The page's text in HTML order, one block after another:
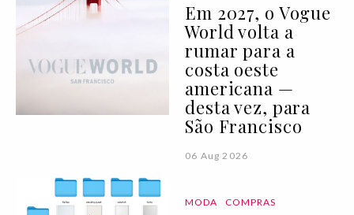
Em 2027, o Vogue
World volta a
rumar para a
costa oeste
americana —
desta vez, para
São Francisco
06 Aug 2026
MODA COMPRAS